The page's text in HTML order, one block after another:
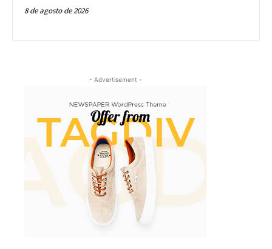
8 de agosto de 2026
- Advertisement -